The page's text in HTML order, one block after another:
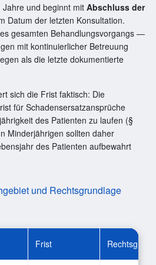
und beginnt mit Abschluss der
Datum der letzten Konsultation.
gesamten Behandlungsvorgangs —
mit kontinuierlicher Betreuung
als die letzte dokumentierte
sich die Frist faktisch: Die
für Schadensersatzansprüche
des Patienten zu laufen (§
Minderjährigen sollten daher
des Patienten aufbewahrt
und Rechtsgrundlage
Frist